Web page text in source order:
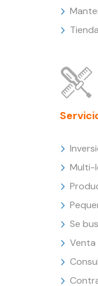
Multi-
Se
Venta